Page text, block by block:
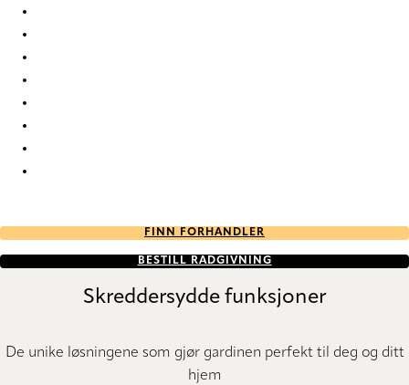
FINN FORHANDLER
BESTILL RÅDGIVNING
Skreddersydde funksjoner
De unike løsningene som gjør gardinen perfekt til deg og ditt
hjem